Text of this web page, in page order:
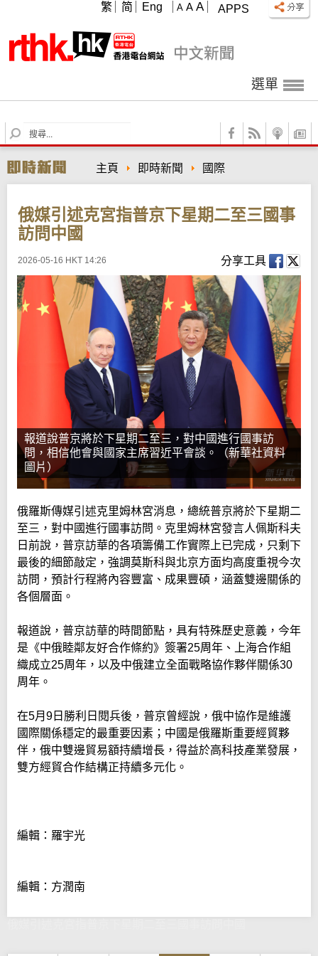
APPS
A A A
繁 简 Eng
選單
S
e
r
c
主頁 即時新聞 國際
俄媒引述克宮指普京下星期二至三國事
訪問中國
2026-05-16 HKT 14:26 分享工具
報道說普京將於下星期二至三，對中國進行國事訪
問，相信他會與國家主席習近平會談。（新華社資料
圖片）
俄羅斯傳媒引述克里姆林宮消息，總統普京將於下星期二
至三，對中國進行國事訪問。克里姆林宮發言人佩斯科夫
日前說，普京訪華的各項籌備工作實際上已完成，只剩下
最後的細節敲定，強調莫斯科與北京方面均高度重視今次
訪問，預計行程將內容豐富、成果豐碩，涵蓋雙邊關係的
各個層面。
報道說，普京訪華的時間節點，具有特殊歷史意義，今年
是《中俄睦鄰友好合作條約》簽署25周年、上海合作組
織成立25周年，以及中俄建立全面戰略協作夥伴關係30
周年。
在5月9日勝利日閱兵後，普京曾經說，俄中協作是維護
國際關係穩定的最重要因素；中國是俄羅斯重要經貿夥
伴，俄中雙邊貿易額持續增長，得益於高科技產業發展，
雙方經貿合作結構正持續多元化。
編輯：羅宇光
編輯：方潤南